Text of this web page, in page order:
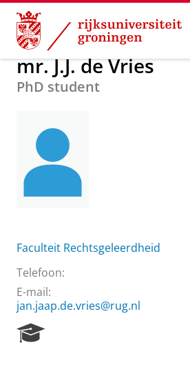
Skip
Content
Skip
Navigation
Over ons mr. J.J. de Vries
mr. J.J. de Vries
PhD student
Faculteit Rechtsgeleerdheid
Telefoon:
E-mail:
jan.jaap.de.vries@rug.nl